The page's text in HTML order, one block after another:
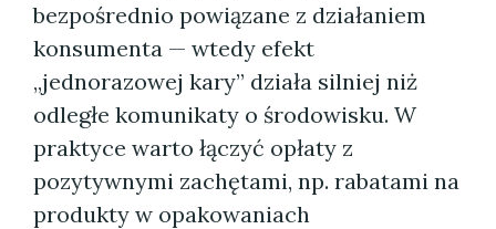
bezpośrednio powiązane z działaniem
konsumenta — wtedy efekt
„jednorazowej kary” działa silniej niż
odległe komunikaty o środowisku. W
praktyce warto łączyć opłaty z
pozytywnymi zachętami, np. rabatami na
produkty w opakowaniach